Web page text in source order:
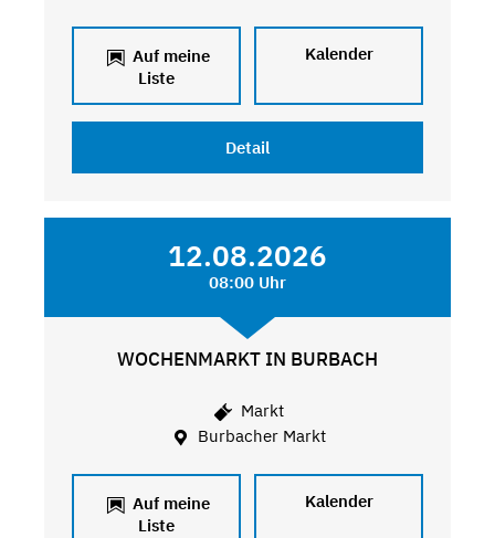
Auf meine
Liste
Kalender
Detail
12.08.2026
08:00 Uhr
WOCHENMARKT IN BURBACH
Markt
Burbacher Markt
Auf meine
Liste
Kalender